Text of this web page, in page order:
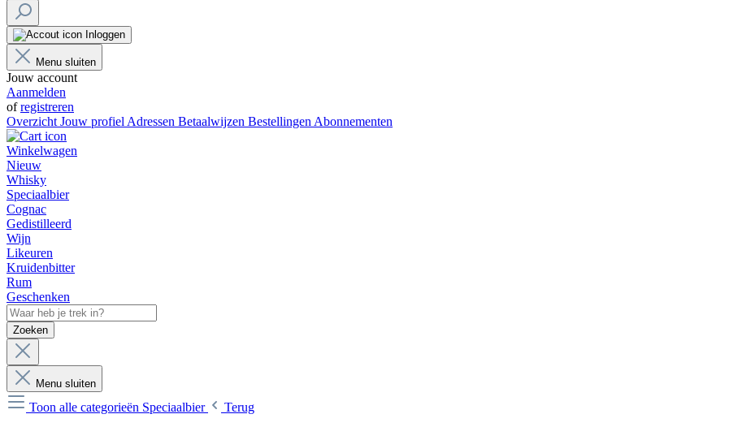
Inloggen
Menu sluiten
Jouw account
Aanmelden
ofregistreren
Overzicht Jouw profiel Adressen Betaalwijzen Bestellingen Abonnementen
Winkelwagen
Nieuw
Whisky
Speciaalbier
Cognac
Gedistilleerd
Wijn
Likeuren
Kruidenbitter
Rum
Geschenken
Zoeken
Menu sluiten
Toon alle categorieën Speciaalbier
Terug